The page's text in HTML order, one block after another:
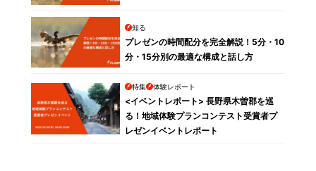
知る
プレゼンの時間配分を完全解説！5分・10
分・15分別の最適な構成と話し方
特集 体験レポート
<イベントレポート> 長野県木曽郡を巡
る！地域体験プランコンテスト受賞者プ
レゼンイベントレポート